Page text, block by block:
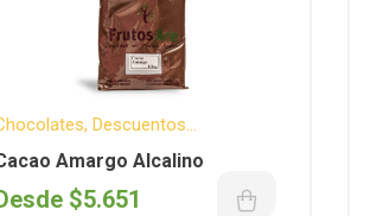
, Descuentos
,Reposteria
Amargo Alcalino
$5.651